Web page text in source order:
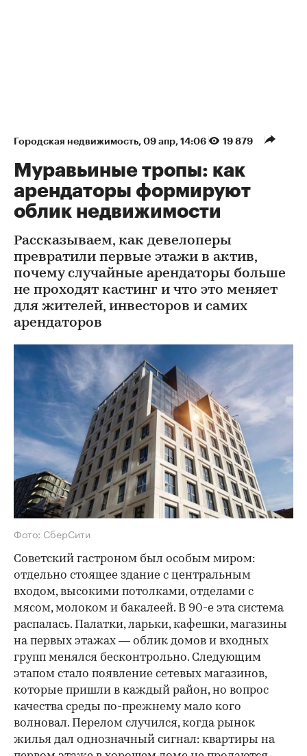
Городская недвижимость 09 апр, 14:06 19 879
Муравьиные тропы: как
арендаторы формируют
облик недвижимости
Рассказываем, как девелоперы
превратили первые этажи в актив,
почему случайные арендаторы больше
не проходят кастинг и что это меняет
для жителей, инвесторов и самих
арендаторов
Фото: СберСити
Советский гастроном был особым миром:
отдельно стоящее здание с центральным
входом, высокими потолками, отделами с
мясом, молоком и бакалеей. В 90-е эта система
распалась. Палатки, ларьки, кафешки, магазины
на первых этажах — облик домов и входных
групп менялся бесконтрольно. Следующим
этапом стало появление сетевых магазинов,
которые пришли в каждый район, но вопрос
качества среды по-прежнему мало кого
волновал. Перелом случился, когда рынок
жилья дал однозначный сигнал: квартиры на